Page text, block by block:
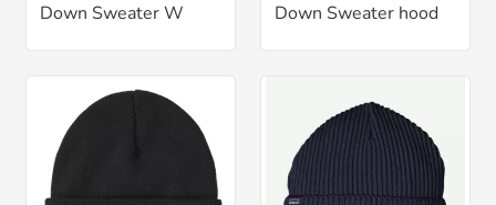
Down Sweater W
Down Sweater hood